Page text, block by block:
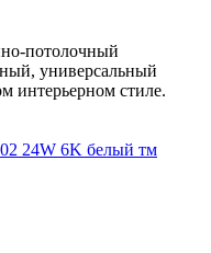
потолочный
универсальный
интерьерном стиле.